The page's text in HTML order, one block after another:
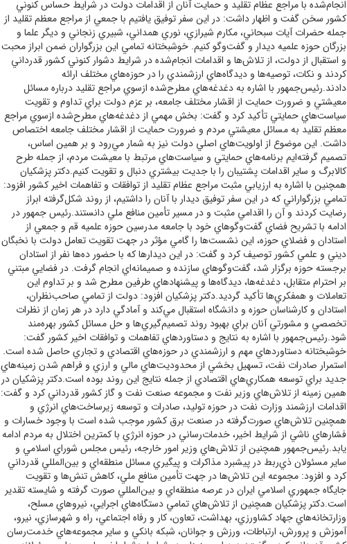
انجام‌شده با مراجع عظام تقليد و حمايت آنان از اقدامات دولت در شرايط حساس کنوني
کشور سخن گفت و اظهار داشت: در اين سفر توفيق يافتيم با جمعي از مراجع معظم تقليد از
جمله حضرات آيات سبحاني، مکارم شيرازي، نوري همداني، شبيري زنجاني و ديگر علما و
بزرگان حوزه علميه ديدار و گفت‌وگو کنيم. خوشبختانه تمامي اين بزرگواران ضمن ابراز محبت
و استقبال از دولت، از تلاش‌ها و اقدامات انجام‌شده در شرايط دشوار کنوني کشور قدرداني
کردند و نکات، توصيه‌ها و ديدگاه‌هاي ارزشمندي را در حوزه‌هاي مختلف ارائه
دادند.رئيس‌جمهور با اشاره به دغدغه‌هاي مطرح‌شده ازسوي مراجع تقليد درباره مسائل
معيشتي و ضرورت حمايت از اقشار مختلف جامعه، بر عزم دولت براي تداوم و تقويت
سياست‌هاي حمايتي تأکيد کرد و گفت: بخش مهمي از دغدغه‌هاي مطرح‌شده ازسوي مراجع
معظم تقليد به مسائل معيشتي مردم و ضرورت حمايت از اقشار مختلف جامعه اختصاص
داشت. اين موضوع از اولويت‌هاي اصلي دولت نيز به شمار مي‌رود و بر همين اساس،
تصميم گرفته‌ايم برنامه‌هاي حمايتي و سياست‌هاي مرتبط با معيشت مردم، از جمله طرح
کالابرگ و ساير اقدامات پشتيبان را با جديت بيشتري دنبال و تقويت کنيم.دکتر پزشکيان
همچنين با اشاره به ارزيابي مثبت مراجع عظام تقليد از توافقات و تفاهمات اخير کشور افزود:
تمامي بزرگواراني که در اين سفر توفيق ديدار با آنان را داشتيم، از روند شکل‌گرفته ابراز
رضايت کردند و آن را اقدامي مثبت و در مسير تأمين منافع ملي دانستند.رئيس جمهور در
ادامه با تشريح فضاي گفت‌وگوهاي خود با جامعه مدرسين حوزه علميه قم و جمعي از
استادان و فضلاي حوزه، اين نشست‌ها را گامي مؤثر در جهت تقويت تعامل دولت با نخبگان
ديني و علمي کشور توصيف کرد و گفت: در اين ديدارها که با حضور ده‌ها نفر از استادان
برجسته حوزه برگزار شد، گفت‌وگوهاي سازنده و صميمانه‌اي انجام گرفت. در فضايي مبتني
بر احترام متقابل، دغدغه‌ها، ديدگاه‌ها و پيشنهادهاي طرفين مطرح شد و بر تداوم اين
تعاملات و همفکري‌ها تأکيد گرديد.دکتر پزشکيان افزود: دولت از تمامي صاحب‌نظران،
استادان و کارشناسان حوزه و دانشگاه استقبال مي‌کند و آمادگي دارد در هر زمان از نظرات
تخصصي و مشورتي آنان براي بهبود روند تصميم‌گيري‌ها و حل مسائل کشور بهره‌مند
شود.رئيس‌جمهور با اشاره به نتايج و دستاوردهاي تفاهمات و توافقات اخير کشور گفت:
خوشبختانه دستاوردهاي مهم و ارزشمندي در حوزه‌هاي اقتصادي و تجاري حاصل شده است.
استمرار صادرات نفت، تسهيل بخشي از محدوديت‌هاي مالي و ارزي و فراهم شدن زمينه‌هاي
جديد براي توسعه همکاري‌هاي اقتصادي از جمله نتايج اين روند بوده است.دکتر پزشکيان در
همين زمينه از تلاش‌هاي وزير نفت و مجموعه صنعت نفت و گاز کشور قدرداني کرد و گفت:
اقدامات ارزشمند وزارت نفت در حوزه توليد، صادرات و توسعه زيرساخت‌هاي انرژي و
همچنين تلاش‌هاي صورت‌گرفته در صنعت برق کشور موجب شده است با وجود خسارات و
فشارهاي ناشي از شرايط اخير، خدمات‌رساني در حوزه انرژي با کمترين اختلال به مردم ادامه
يابد.رئيس‌جمهور همچنين از تلاش‌هاي وزير امور خارجه، رئيس مجلس شوراي اسلامي و
ساير مسئولان ذي‌ربط در پيشبرد مذاکرات و پيگيري مسائل منطقه‌اي و بين‌المللي قدرداني
کرد و افزود: مجموعه اين تلاش‌ها در جهت تأمين منافع ملي، کاهش تنش‌ها و تقويت
جايگاه جمهوري اسلامي ايران در عرصه منطقه‌اي و بين‌المللي صورت گرفته و شايسته تقدير
است.دکتر پزشکيان همچنين از تلاش‌هاي تمامي دستگاه‌هاي اجرايي، نيروهاي مسلح،
وزارتخانه‌هاي جهاد کشاورزي، بهداشت، تعاون، کار و رفاه اجتماعي، راه و شهرسازي، نيرو،
آموزش و پرورش، ارتباطات، ورزش و جوانان، شبکه بانکي و ساير مجموعه‌هاي خدمت‌رسان